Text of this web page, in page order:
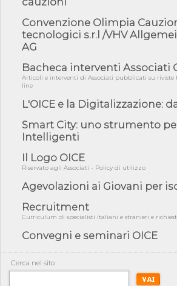
05/08/26 - DL Infrastrutture e PNRR è legge:
fiducia...
05/08/26 - Focus OICE sul DDL di riforma
amminist...
05/08/26 - Anac: pubblicata la Relazione
2 s...
Professioni ...
05/08/26 - Successo OICE per il bando della
di Reg...
Campa...
per ...
04/08/26 - International Sustainable
COP31, An...
04/08/26 - CdS, project financing: progetto
impugnar...
penali per ...
04/08/26 - CdS: partecipazione alla gara non
Convenzione Olimpia
tecnologici s.r.l /VHV
AG
Bacheca interventi Associati
Articoli e interventi di Associati pubblicati su
line
L'OICE e la Digitalizzazione:
Smart City: uno strumento
Intelligenti
Il Logo OICE
Riservato agli Associati - Policy di utilizzo
Agevolazioni ai Giovani per
Recruitment
Curriculum di specialisti italiani e stranieri e
Convegni e seminari OICE
Cerca nel sito